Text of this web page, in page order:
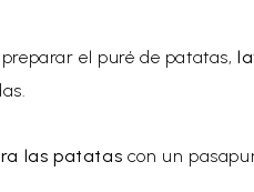
preparar el puré de patatas,
las patatas con un